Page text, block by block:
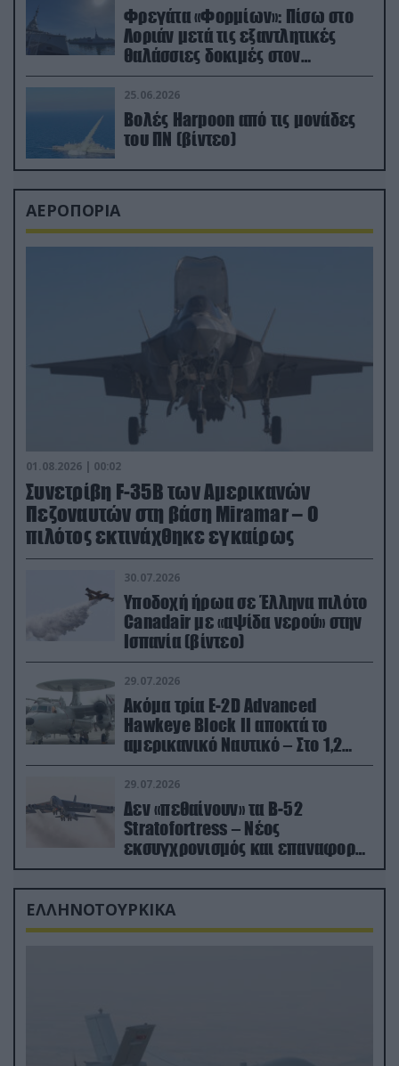
Φρεγάτα «Φορμίων»: Πίσω στο
Λοριάν μετά τις εξαντλητικές
θαλάσσιες δοκιμές στον
απαιτητικό Βισκαϊκό
25.06.2026
Βολές Harpoon από τις μονάδες
του ΠΝ (βίντεο)
ΑΕΡΟΠΟΡΙΑ
01.08.2026 | 00:02
Συνετρίβη F-35B των Αμερικανών
Πεζοναυτών στη βάση Miramar – Ο
πιλότος εκτινάχθηκε εγκαίρως
30.07.2026
Υποδοχή ήρωα σε Έλληνα πιλότο
Canadair με «αψίδα νερού» στην
Ισπανία (βίντεο)
29.07.2026
Ακόμα τρία E-2D Advanced
Hawkeye Block II αποκτά το
αμερικανικό Ναυτικό – Στο 1,2
δισ.δολάρια το κόστος
29.07.2026
Δεν «πεθαίνουν» τα Β-52
Stratofortress – Νέος
εκσυγχρονισμός και επαναφορά
από τα «νεκροταφεία»
ΕΛΛΗΝΟΤΟΥΡΚΙΚΑ